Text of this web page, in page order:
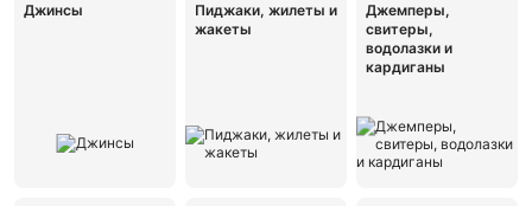
Джинсы
Пиджаки, жилеты и
жакеты
Джемперы,
свитеры,
водолазки и
кардиганы